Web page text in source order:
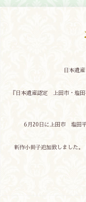
日本遺
『日本遺産認定 上田市・塩
6月20日に上田市 塩田
新作小冊子追加致しました。